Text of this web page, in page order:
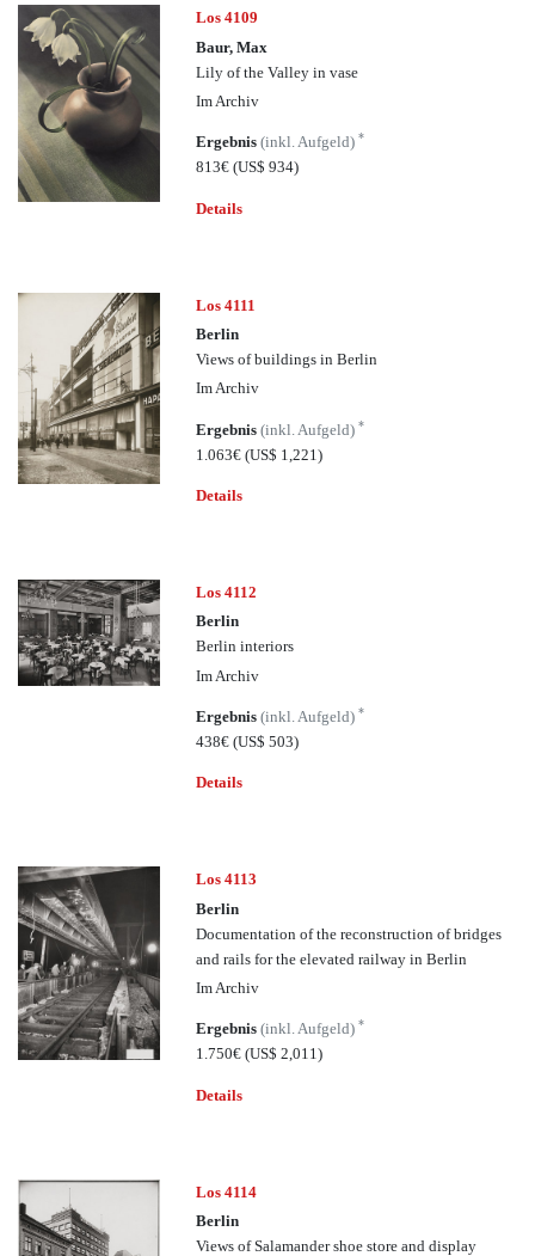
Los 4109
Baur, Max
Lily of the Valley in vase
Im Archiv
Ergebnis(inkl. Aufgeld)*
813€(US$ 934)
Details
Los 4111
Berlin
Views of buildings in Berlin
Im Archiv
Ergebnis(inkl. Aufgeld)*
1.063€(US$ 1,221)
Details
Los 4112
Berlin
Berlin interiors
Im Archiv
Ergebnis(inkl. Aufgeld)*
438€(US$ 503)
Details
Los 4113
Berlin
Documentation of the reconstruction of bridges
and rails for the elevated railway in Berlin
Im Archiv
Ergebnis(inkl. Aufgeld)*
1.750€(US$ 2,011)
Details
Los 4114
Berlin
Views of Salamander shoe store and display